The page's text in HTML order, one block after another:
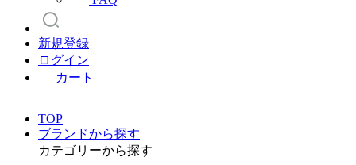
新規登録
ログイン
カート
TOP
ブランドから探す
カテゴリーから探す